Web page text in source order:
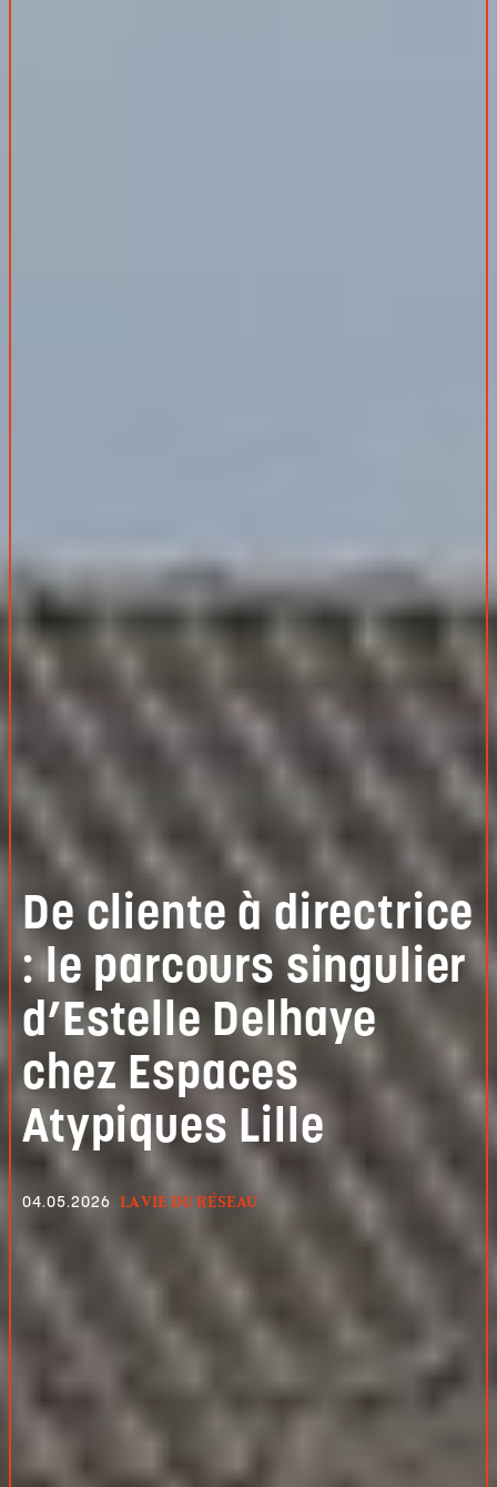
De cliente à directrice
: le parcours singulier
d’Estelle Delhaye
chez Espaces
Atypiques Lille
04.05.2026 LA VIE DU RÉSEAU